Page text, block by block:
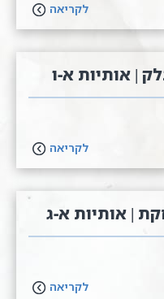
לקריאה
| אותיות א-ו
לקריאה
| אותיות א-ג
לקריאה